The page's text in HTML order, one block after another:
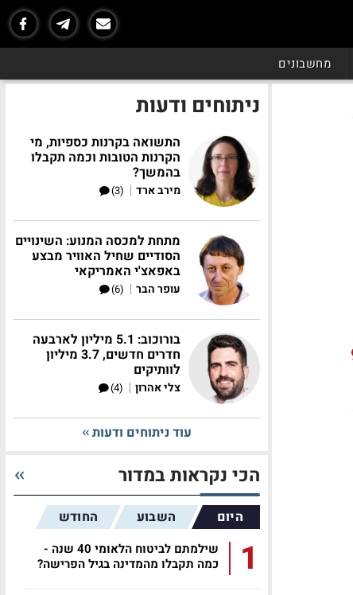
מחשבונים
ניתוחים ודעות
התשואה בקרנות כספיות, מי
הקרנות הטובות וכמה תקבלו
בהמשך?
מירב ארד |
(3)
מתחת למכסה המנוע: השינויים
הסודיים שחיל האוויר מבצע
באפאצ'י האמריקאי
עופר הבר |
(6)
בורוכוב: 5.1 מיליון לארבעה
חדרים חדשים, 3.7 מיליון
לוותיקים
צלי אהרון |
(4)
עוד ניתוחים ודעות
הכי נקראות במדור
היום השבוע החודש
1
שילמתם לביטוח הלאומי 40 שנה -
כמה תקבלו מהמדינה בגיל הפרישה?